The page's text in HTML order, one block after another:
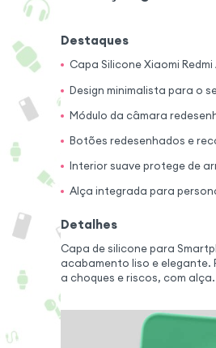
Destaques
Capa Silicone Xiaomi Redmi
Design minimalista para o
Módulo da câmara
Botões redesenhados e
Interior suave protege de
Alça integrada para
Detalhes
Capa de silicone para
acabamento liso e elegante.
a choques e riscos, com alça.